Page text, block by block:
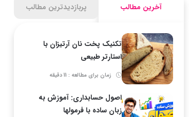
آخرین مطالب پربازدیدترین مطالب
تکنیک پخت نان آرتیزان با
استارتر طبیعی
زمان برای مطالعه : 11 دقیقه
اصول حسابداری: آموزش به
زبان ساده با فرمولها